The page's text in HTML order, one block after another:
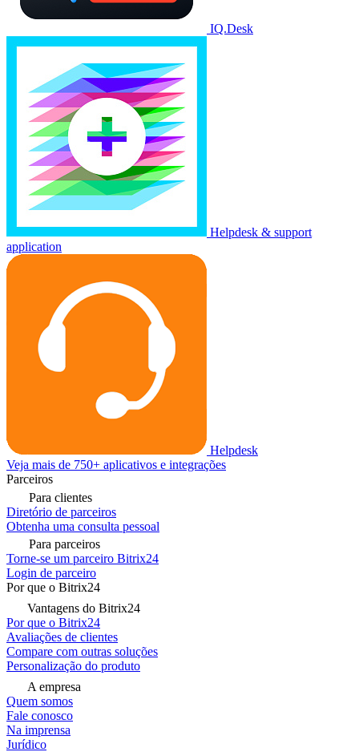
IQ.Desk
Helpdesk & support
application
Helpdesk
Veja mais de 750+ aplicativos e integrações
Parceiros
Para clientes
Diretório de parceiros
Obtenha uma consulta pessoal
Para parceiros
Torne-se um parceiro Bitrix24
Login de parceiro
Por que o Bitrix24
Vantagens do Bitrix24
Por que o Bitrix24
Avaliações de clientes
Compare com outras soluções
Personalização do produto
A empresa
Quem somos
Fale conosco
Na imprensa
Jurídico